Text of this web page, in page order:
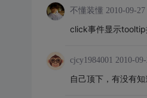
不懂装懂 2010-09-27
click事件显示tooltip
cjcy1984001 2010-
自己顶下，有没有知